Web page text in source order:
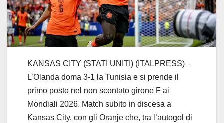
KANSAS CITY (STATI UNITI) (ITALPRESS) –
L’Olanda doma 3-1 la Tunisia e si prende il
primo posto nel non scontato girone F ai
Mondiali 2026. Match subito in discesa a
Kansas City, con gli Oranje che, tra l’autogol di